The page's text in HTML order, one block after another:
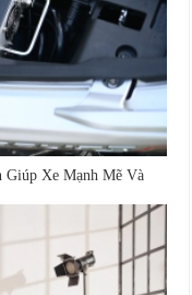
Giúp Xe Mạnh Mẽ Và